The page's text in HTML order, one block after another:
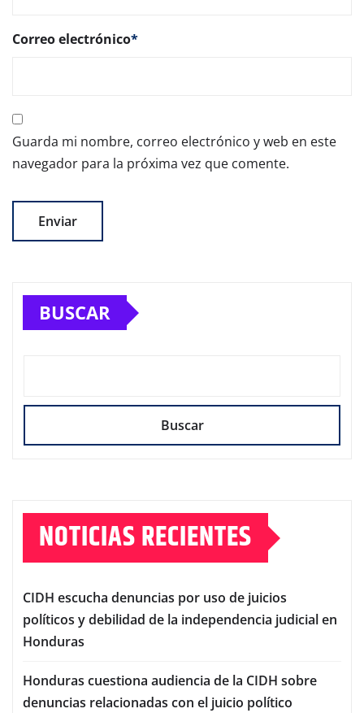
Correo electrónico*
Guarda mi nombre, correo electrónico y web en este
navegador para la próxima vez que comente.
BUSCAR
Buscar
NOTICIAS RECIENTES
CIDH escucha denuncias por uso de juicios
políticos y debilidad de la independencia judicial en
Honduras
Honduras cuestiona audiencia de la CIDH sobre
denuncias relacionadas con el juicio político